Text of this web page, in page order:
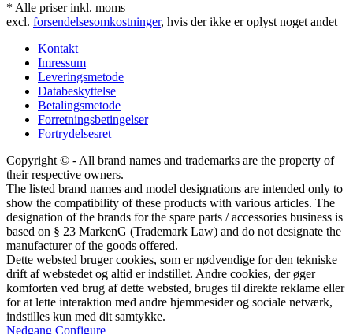
* Alle priser inkl. moms
excl. forsendelsesomkostninger, hvis der ikke er oplyst noget andet
Kontakt
Imressum
Leveringsmetode
Databeskyttelse
Betalingsmetode
Forretningsbetingelser
Fortrydelsesret
Copyright © - All brand names and trademarks are the property of
their respective owners.
The listed brand names and model designations are intended only to
show the compatibility of these products with various articles. The
designation of the brands for the spare parts / accessories business is
based on § 23 MarkenG (Trademark Law) and do not designate the
manufacturer of the goods offered.
Dette websted bruger cookies, som er nødvendige for den tekniske
drift af webstedet og altid er indstillet. Andre cookies, der øger
komforten ved brug af dette websted, bruges til direkte reklame eller
for at lette interaktion med andre hjemmesider og sociale netværk,
indstilles kun med dit samtykke.
Nedgang Configure